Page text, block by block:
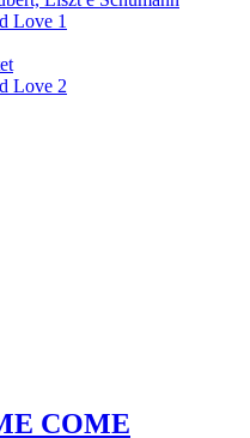
Love 1
Love 2
COME